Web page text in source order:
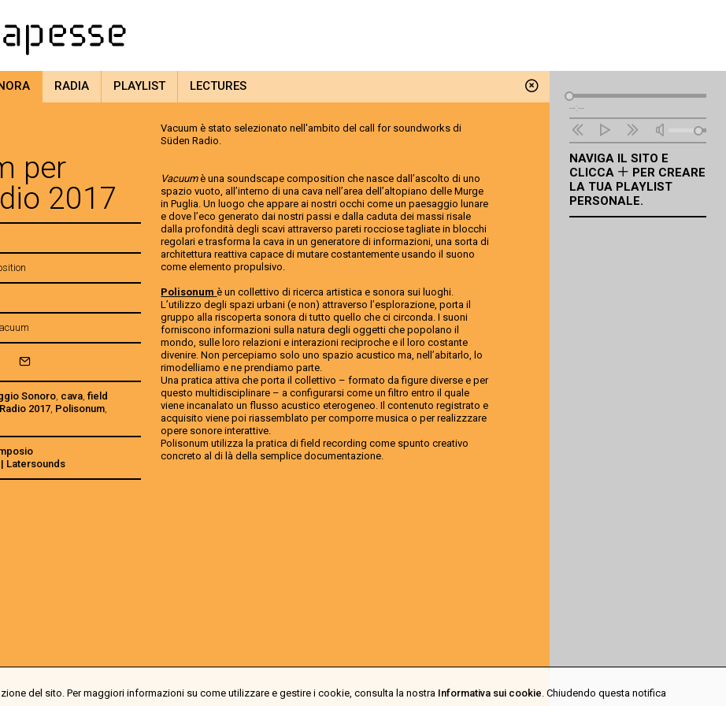
RADIA PLAYLIST LECTURES
per
2017
Sonoro, cava,field
2017, Polisonum,
| Latersounds
Vacuum è stato selezionato nell'ambito del call for soundworks di
Süden Radio.
Vacuumè una soundscape composition che nasce dall’ascolto di uno
spazio vuoto, all’interno di una cava nell’area dell’altopiano delle Murge
in Puglia. Un luogo che appare ai nostri occhi come un paesaggio lunare
e dove l’eco generato dai nostri passi e dalla caduta dei massi risale
dalla profondità degli scavi attraverso pareti rocciose tagliate in blocchi
regolari e trasforma la cava in un generatore di informazioni, una sorta di
architettura reattiva capace di mutare costantemente usando il suono
come elemento propulsivo.
Polisonum è un collettivo di ricerca artistica e sonora sui luoghi.
L’utilizzo degli spazi urbani (e non) attraverso l’esplorazione, porta il
gruppo alla riscoperta sonora di tutto quello che ci circonda. I suoni
forniscono informazioni sulla natura degli oggetti che popolano il
mondo, sulle loro relazioni e interazioni reciproche e il loro costante
divenire. Non percepiamo solo uno spazio acustico ma, nell’abitarlo, lo
rimodelliamo e ne prendiamo parte.
Una pratica attiva che porta il collettivo – formato da figure diverse e per
questo multidisciplinare – a configurarsi come un filtro entro il quale
viene incanalato un flusso acustico eterogeneo. Il contenuto registrato e
acquisito viene poi riassemblato per comporre musica o per realizzzare
opere sonore interattive.
Polisonum utilizza la pratica di field recording come spunto creativo
concreto al di là della semplice documentazione.
Lettore
Audio
--:--
NAVIGA IL SITO E
CLICCA
PER CREARE
LA TUA PLAYLIST
PERSONALE.
del sito. Per maggiori informazioni su come utilizzare e gestire i cookie, consulta la nostra Informativa sui cookie. Chiudendo questa notifica